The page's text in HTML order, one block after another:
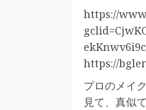
https://
https://
プロのメイ
見て、真似